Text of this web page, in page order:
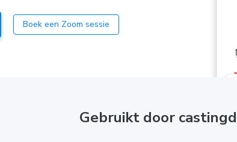
Boek een Zoom sessie
Gebruikt door